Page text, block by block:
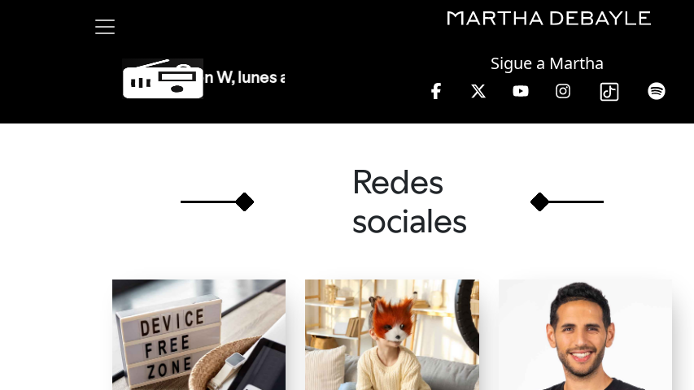
Sigue a Martha
Debayle en W, lunes a viernes de 10 a 13 hrs.
Redes
sociales